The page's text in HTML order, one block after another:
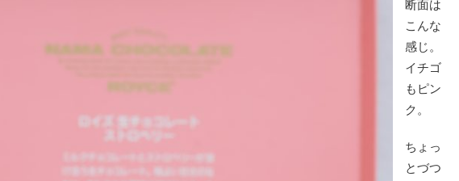
断面は
こんな
感じ。
イチゴ
もピン
ク。
ちょっ
とづつ